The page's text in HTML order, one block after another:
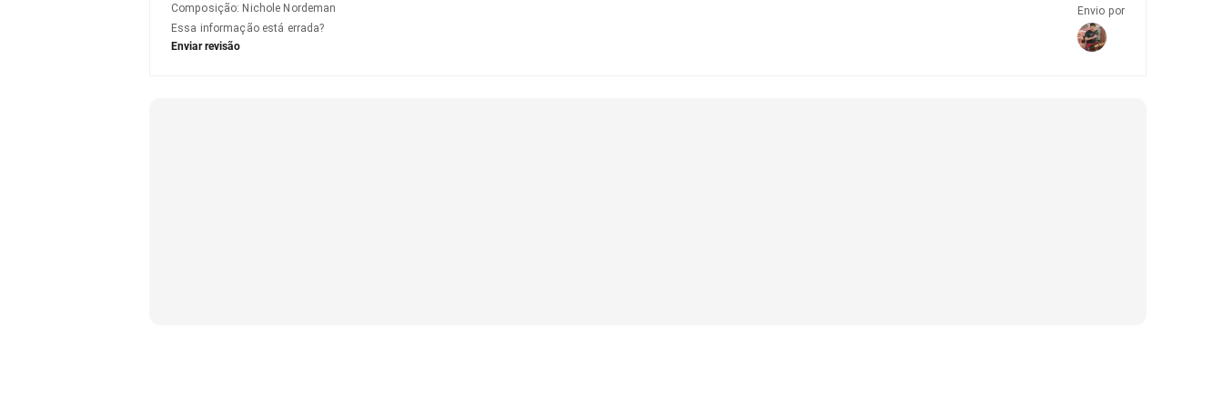
Composição: Nichole Nordeman
Essa informação está errada?
Enviar revisão
Envio por